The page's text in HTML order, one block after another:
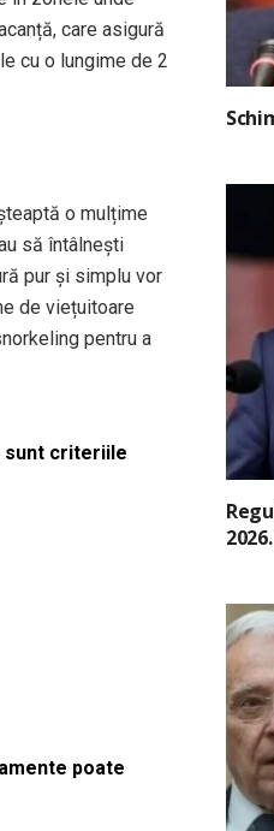
care asigură
cu o lungime de 2
o mulțime
să întâlnești
pur și simplu vor
de viețuitoare
pentru a
sunt criteriile
poate